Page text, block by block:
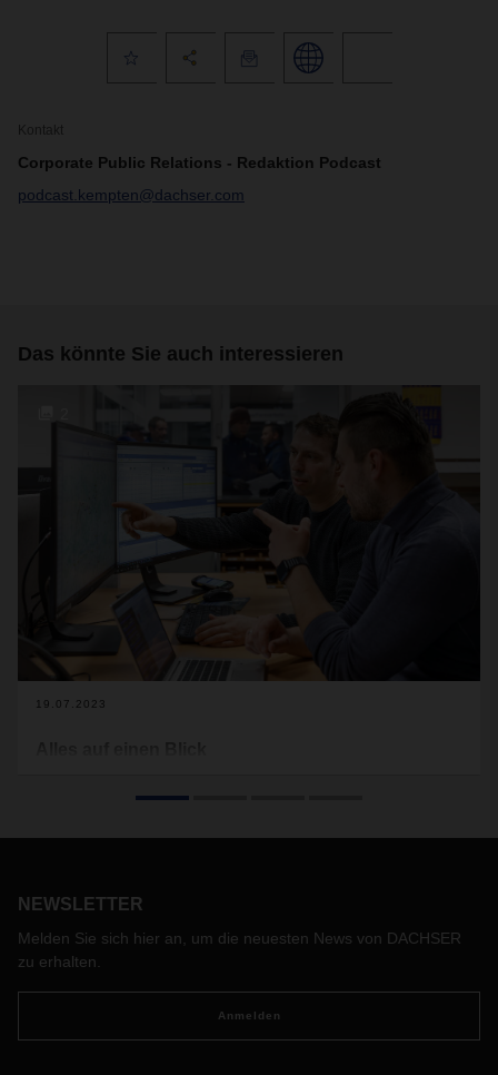
Kontakt
Corporate Public Relations - Redaktion Podcast
podcast.kempten@dachser.com
Das könnte Sie auch interessieren
19.07.2023
NEWSLETTER
Melden Sie sich hier an, um die neuesten News von DACHSER
zu erhalten.
Anmelden